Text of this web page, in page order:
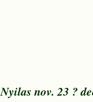
Nyilas nov. 23 ?